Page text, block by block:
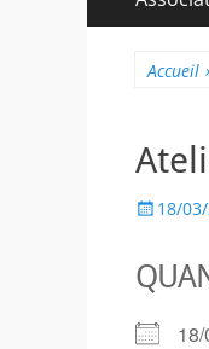
Accueil
Posted
18/